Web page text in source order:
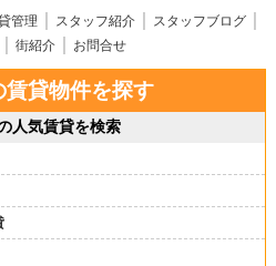
管理 スタッフ紹介
スタッフブログ
街紹介 お問合せ
賃貸物件を探す
人気賃貸を検索